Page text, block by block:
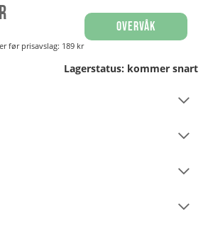
før prisavslag: 189 kr
Overvåk
Lagerstatus: kommer snart